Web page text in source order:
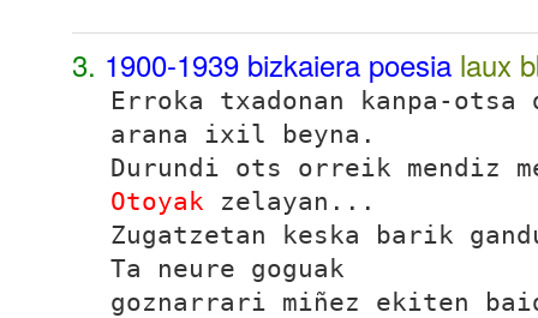
3. 1900-1939 bizkaiera poesia laux
Erroka txadonan kanpa-otsa
arana ixil beyna.
Durundi ots orreik mendiz
Otoyak zelayan...
Zugatzetan keska barik
Ta neure goguak
goznarrari miñez ekiten